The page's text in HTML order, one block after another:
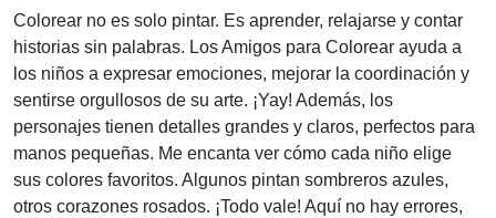
Colorear no es solo pintar. Es aprender, relajarse y contar
historias sin palabras. Los Amigos para Colorear ayuda a
los niños a expresar emociones, mejorar la coordinación y
sentirse orgullosos de su arte. ¡Yay! Además, los
personajes tienen detalles grandes y claros, perfectos para
manos pequeñas. Me encanta ver cómo cada niño elige
sus colores favoritos. Algunos pintan sombreros azules,
otros corazones rosados. ¡Todo vale! Aquí no hay errores,